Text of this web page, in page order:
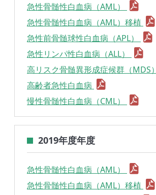
急性骨髄性白血病（AML）
急性骨髄性白血病（AML）移植
急性前骨髄球性白血病（APL）
急性リンパ性白血病（ALL）
高リスク骨髄異形成症候群（MDS）
高齢者急性白血病
慢性骨髄性白血病（CML）
2019年度年度
急性骨髄性白血病（AML）
急性骨髄性白血病（AML）移植